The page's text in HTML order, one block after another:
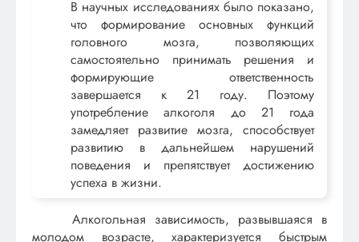
В научных исследованиях было показано,
что формирование основных функций
головного мозга, позволяющих
самостоятельно принимать решения и
формирующие ответственность
завершается к 21 году. Поэтому
употребление алкоголя до 21 года
замедляет развитие мозга, способствует
развитию в дальнейшем нарушений
поведения и препятствует достижению
успеха в жизни.
Алкогольная зависимость, развывшаяся в
молодом возрасте, характеризуется быстрым